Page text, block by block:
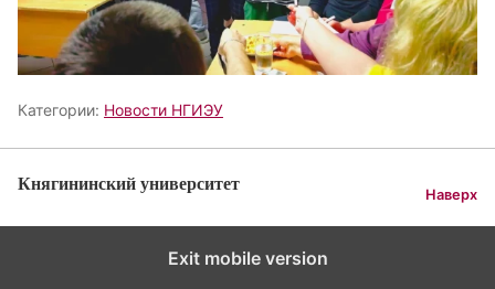
Категории: Новости НГИЭУ
Княгининский университет Наверх
Exit mobile version